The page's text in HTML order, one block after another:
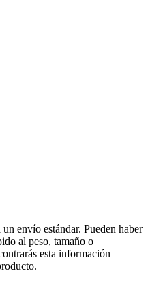
envío estándar. Pueden haber
al peso, tamaño o
esta información